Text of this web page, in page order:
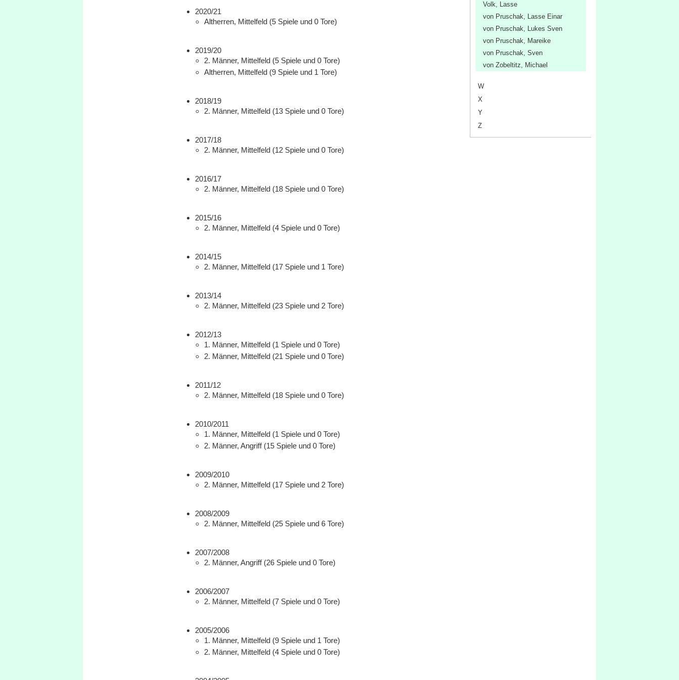
Volk, Lasse
von Pruschak, Lasse Einar
von Pruschak, Lukes Sven
von Pruschak, Mareike
von Pruschak, Sven
von Zobeltitz, Michael
W
X
Y
Z
2020/21
Altherren, Mittelfeld (5 Spiele und 0 Tore)
2019/20
2. Männer, Mittelfeld (5 Spiele und 0 Tore)
Altherren, Mittelfeld (9 Spiele und 1 Tore)
2018/19
2. Männer, Mittelfeld (13 Spiele und 0 Tore)
2017/18
2. Männer, Mittelfeld (12 Spiele und 0 Tore)
2016/17
2. Männer, Mittelfeld (18 Spiele und 0 Tore)
2015/16
2. Männer, Mittelfeld (4 Spiele und 0 Tore)
2014/15
2. Männer, Mittelfeld (17 Spiele und 1 Tore)
2013/14
2. Männer, Mittelfeld (23 Spiele und 2 Tore)
2012/13
1. Männer, Mittelfeld (1 Spiele und 0 Tore)
2. Männer, Mittelfeld (21 Spiele und 0 Tore)
2011/12
2. Männer, Mittelfeld (18 Spiele und 0 Tore)
2010/2011
1. Männer, Mittelfeld (1 Spiele und 0 Tore)
2. Männer, Angriff (15 Spiele und 0 Tore)
2009/2010
2. Männer, Mittelfeld (17 Spiele und 2 Tore)
2008/2009
2. Männer, Mittelfeld (25 Spiele und 6 Tore)
2007/2008
2. Männer, Angriff (26 Spiele und 0 Tore)
2006/2007
2. Männer, Mittelfeld (7 Spiele und 0 Tore)
2005/2006
1. Männer, Mittelfeld (9 Spiele und 1 Tore)
2. Männer, Mittelfeld (4 Spiele und 0 Tore)